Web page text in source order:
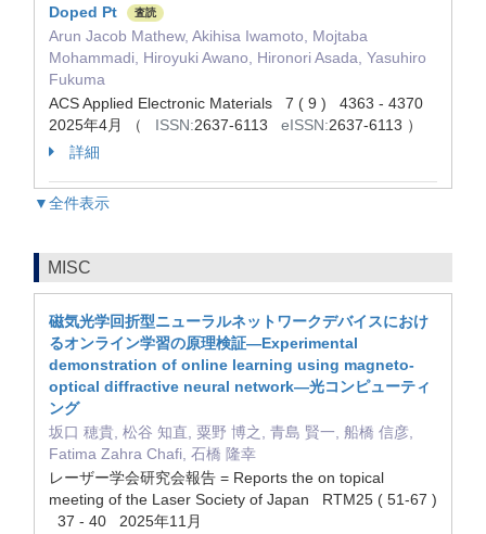
Doped Pt
査読
Arun Jacob Mathew, Akihisa Iwamoto, Mojtaba
Mohammadi, Hiroyuki Awano, Hironori Asada, Yasuhiro
Fukuma
ACS Applied Electronic Materials 7 ( 9 ) 4363 - 4370
2025年4月 （ ISSN:2637-6113 eISSN:2637-6113 ）
詳細
▼全件表示
MISC
磁気光学回折型ニューラルネットワークデバイスにおけ
るオンライン学習の原理検証—Experimental
demonstration of online learning using magneto-
optical diffractive neural network—光コンピューティ
ング
坂口 穂貴, 松谷 知直, 粟野 博之, 青島 賢一, 船橋 信彦,
Fatima Zahra Chafi, 石橋 隆幸
レーザー学会研究会報告 = Reports the on topical
meeting of the Laser Society of Japan RTM25 ( 51-67 )
37 - 40 2025年11月